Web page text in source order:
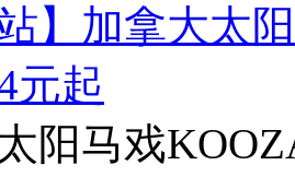
站】加拿大太
元起
阳马戏